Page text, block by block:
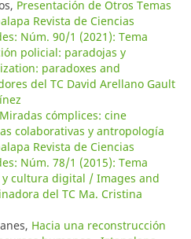
Presentación de Otros Temas
Revista de Ciencias
Núm. 90/1 (2021): Tema
policial: paradojas y
paradoxes and
del TC David Arellano Gault
Miradas cómplices: cine
colaborativas y antropología
Revista de Ciencias
Núm. 78/1 (2015): Tema
cultura digital / Images and
del TC Ma. Cristina
Hacia una reconstrucción